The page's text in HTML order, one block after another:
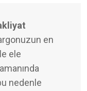
en
ele
nedenle